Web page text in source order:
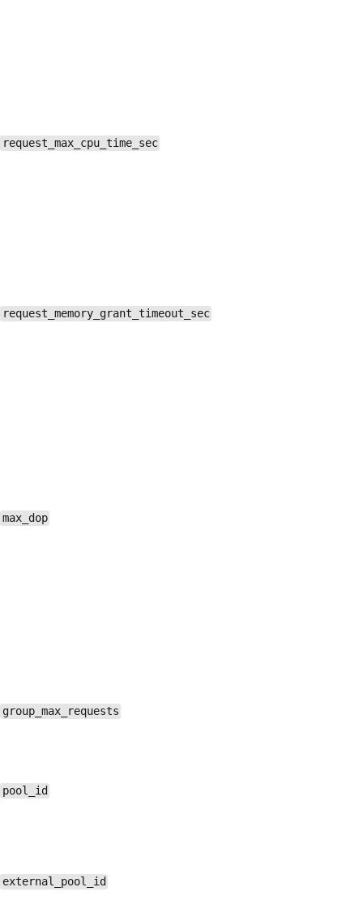
request_max_cpu_time_sec
request_memory_grant_timeout_sec
max_dop
group_max_requests
pool_id
external_pool_id